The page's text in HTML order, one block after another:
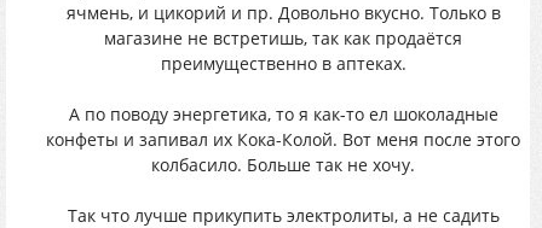
ячмень, и цикорий и пр. Довольно вкусно. Только в
магазине не встретишь, так как продаётся
преимущественно в аптеках.
А по поводу энергетика, то я как-то ел шоколадные
конфеты и запивал их Кока-Колой. Вот меня после этого
колбасило. Больше так не хочу.
Так что лучше прикупить электролиты, а не садить